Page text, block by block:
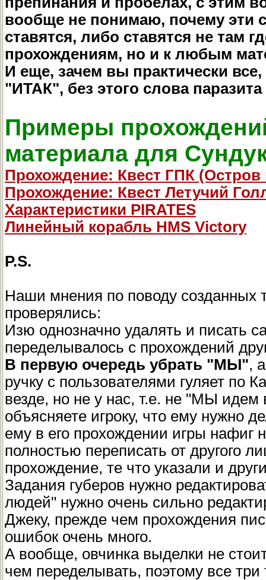
вообще не понимаю, почему
ставятся, либо ставятся не там
прохождениям, но и к любым
И еще, зачем вы практически
"ИТАК", без этого слова
Примеры
материала для
Прохождение: Квест ГПК
Прохождение: Квест Летучий
Характеристики PIRATES
Линейный корабль HMS Victory
P.S.
Наши мнения по поводу созданных
проверялись:
Изю однозначно удалять и писать
переделывалось с прохождений
В первую очередь убрать "МЫ",
ручку с пользователями гуляет по
везде, но не у нас, т.е. не "МЫ
объясняете игроку, что ему нужно
ему в его прохождении игры нафиг
полностью переписать от другого
прохождение, те что указали и
Задания губеров нужно
людей" нужно очень сильно
Джеку, прежде чем прохождения
ошибок очень много.
А вообще, овчинка выделки не
чем переделывать, поэтому все